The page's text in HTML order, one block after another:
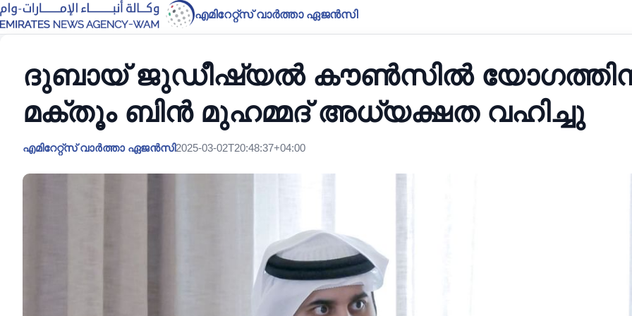
എമിറേറ്റ്സ് വാർത്താ ഏജൻസി
ദുബായ് ജുഡീഷ്യൽ കൗൺസിൽ
മക്തൂം ബിൻ മുഹമ്മദ് അധ്യക്ഷത വഹിച്ചു
എമിറേറ്റ്സ് വാർത്താ ഏജൻസി2025-03-02T20:48:37+04:00